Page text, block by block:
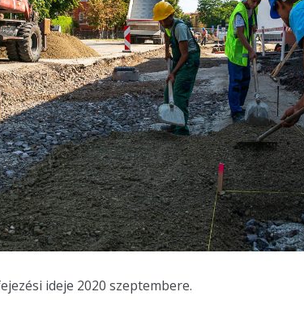
ideje 2020 szeptembere.